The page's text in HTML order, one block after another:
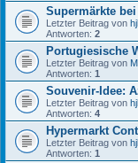
Supermärkte
Letzter Beitrag von
Antworten: 2
Portugiesische
Letzter Beitrag von
Antworten: 1
Souvenir-Idee:
Letzter Beitrag von
Antworten: 4
Hypermarkt
Letzter Beitrag von
Antworten: 1